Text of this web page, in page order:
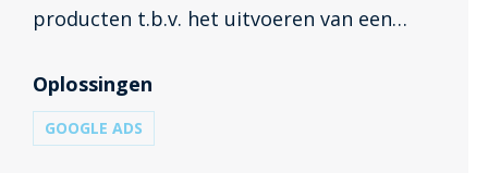
producten t.b.v. het uitvoeren van een
voor traprenovaties en meer verkopen
realiseren via de webshop. Intven heeft ons
ingeschakeld om deze doelstellingen te
Oplossingen
GOOGLE ADS